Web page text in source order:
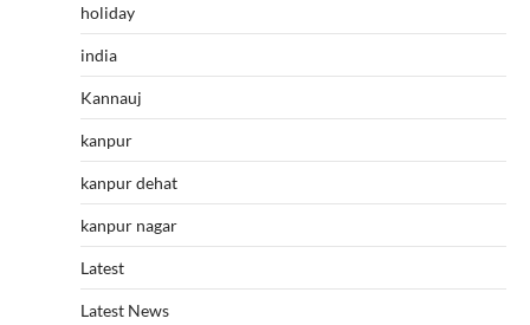
holiday
india
Kannauj
kanpur
kanpur dehat
kanpur nagar
Latest
Latest News